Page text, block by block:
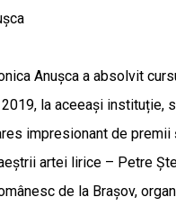
Anușca a absolvit
la aceeași instituție,
impresionant de
artei lirice – Petre
de la Braşov,